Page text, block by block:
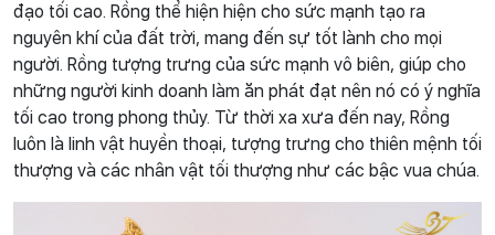
đạo tối cao. Rồng thể hiện hiện cho sức mạnh tạo ra
nguyên khí của đất trời, mang đến sự tốt lành cho mọi
người. Rồng tượng trưng của sức mạnh vô biên, giúp cho
những người kinh doanh làm ăn phát đạt nên nó có ý nghĩa
tối cao trong phong thủy. Từ thời xa xưa đến nay, Rồng
luôn là linh vật huyền thoại, tượng trưng cho thiên mệnh tối
thượng và các nhân vật tối thượng như các bậc vua chúa.